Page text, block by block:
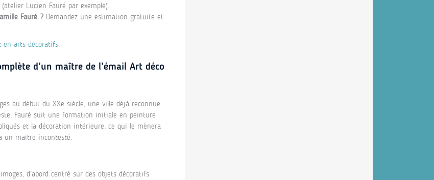
Lucien Fauré par exemple).
Fauré ? Demandez une estimation gratuite et
en arts décoratifs.
d’un maître de l’émail Art déco
au début du XXe siècle, une ville déjà reconnue
Fauré suit une formation initiale en peinture
et la décoration intérieure, ce qui le mènera
un maître incontesté.
d’abord centré sur des objets décoratifs